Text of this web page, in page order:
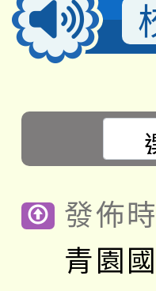
發佈
青園